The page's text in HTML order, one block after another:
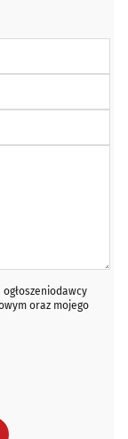
oraz mojego